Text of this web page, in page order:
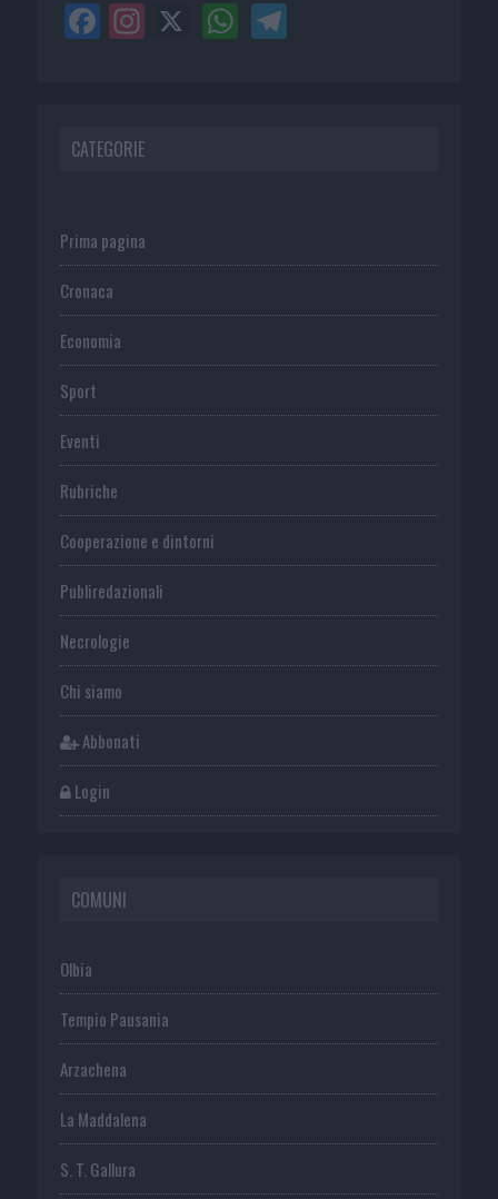
CATEGORIE
Prima pagina
Cronaca
Economia
Sport
Eventi
Rubriche
Cooperazione e dintorni
Publiredazionali
Necrologie
Chi siamo
Abbonati
Login
COMUNI
Olbia
Tempio Pausania
Arzachena
La Maddalena
S. T. Gallura